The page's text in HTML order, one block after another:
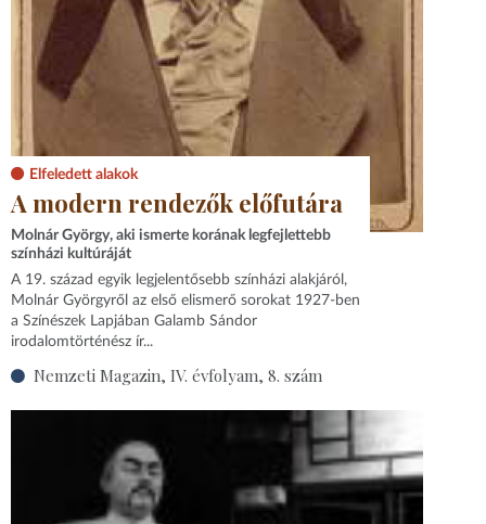
Elfeledett alakok
A modern rendezők előfutára
Molnár György, aki ismerte korának legfejlettebb
színházi kultúráját
A 19. század egyik legjelentősebb színházi alakjáról,
Molnár Györgyről az első elismerő sorokat 1927-ben
a Színészek Lapjában Galamb Sándor
irodalomtörténész ír...
Nemzeti Magazin, IV. évfolyam, 8. szám